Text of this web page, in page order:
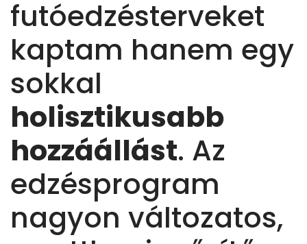
futóedzésterveket
kaptam hanem egy
sokkal
holisztikusabb
hozzáállást. Az
edzésprogram
nagyon változatos,